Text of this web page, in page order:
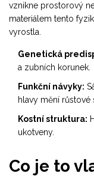
vznikne prostorový
materiálem tento
vyrostla.
Genetická
a zubních korunek.
Funkční návyky:
hlavy mění růstové
Kostní struktura:
ukotveny.
Co je to